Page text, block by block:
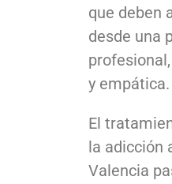
que deben
desde una
y empática.
El
la adicción
Valencia